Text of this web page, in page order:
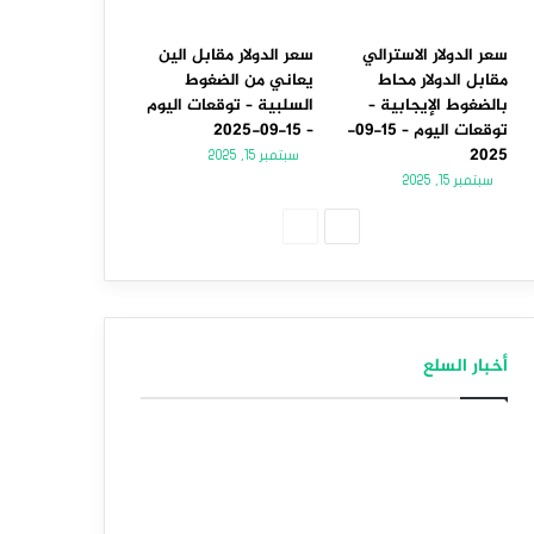
سعر الدولار الاسترالي
مقابل الدولار محاط
بالضغوط الإيجابية –
توقعات اليوم – 15-09-
2025
سبتمبر 15, 2025
سعر الدولار مقابل الين
يعاني من الضغوط
السلبية – توقعات اليوم
– 15-09-2025
سبتمبر 15, 2025
أخبار السلع